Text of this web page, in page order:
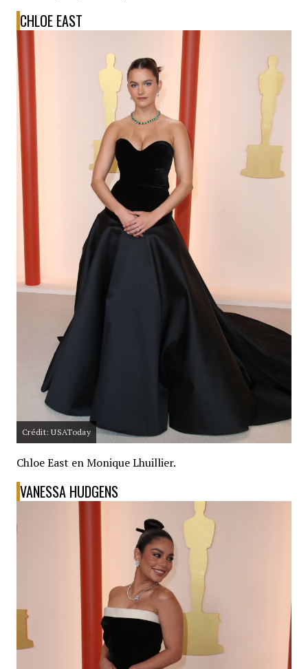
CHLOE EAST
Crédit: USAToday
Chloe East en Monique Lhuillier.
VANESSA HUDGENS